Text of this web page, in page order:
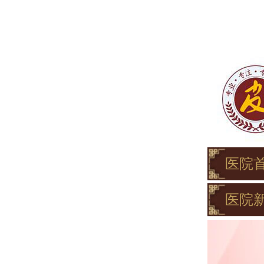
医院
医院